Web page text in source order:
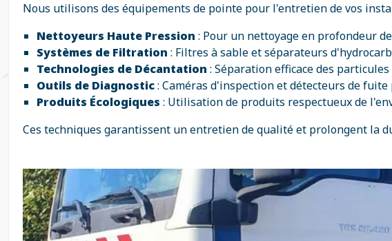
Nous utilisons des équipements de pointe pour l'entretien de vos
Nettoyeurs Haute Pression : Pour un nettoyage en profondeur
Systèmes de Filtration : Filtres à sable et séparateurs
Technologies de Décantation : Séparation efficace des
Outils de Diagnostic: Caméras d'inspection et détecteurs de
Produits Écologiques : Utilisation de produits respectueux de
Ces techniques garantissent un entretien de qualité et prolongent la